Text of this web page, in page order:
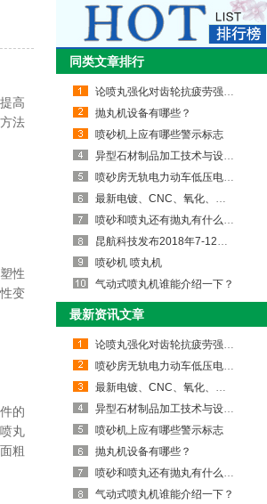
高
法
性
变
的
丸
粗
同类文章排行
论喷丸强化对齿轮抗疲劳强度的影响
抛丸机设备有哪些？
喷砂机上应有哪些警示标志
异型石材制品加工技术与设备发展概述
喷砂房无轨电力动车低压电动平车S轨道转弯电池
最新电镀、CNC、氧化、喷砂、热处理、皮革、夹
喷砂和喷丸还有抛丸有什么区别请给解释一下。
昆航科技发布2018年7-12月全球喷砂机市场风向标
喷砂机 喷丸机
气动式喷丸机谁能介绍一下？
最新资讯文章
论喷丸强化对齿轮抗疲劳强度的影响
喷砂房无轨电力动车低压电动平车S轨道转弯电池
最新电镀、CNC、氧化、喷砂、热处理、皮革、夹
异型石材制品加工技术与设备发展概述
喷砂机上应有哪些警示标志
抛丸机设备有哪些？
喷砂和喷丸还有抛丸有什么区别请给解释一下。
气动式喷丸机谁能介绍一下？